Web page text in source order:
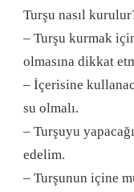
Turşu nasıl
– Turşu kurmak
olmasına dikkat
– İçerisine
su olmalı.
– Turşuyu
edelim.
– Turşunun içine